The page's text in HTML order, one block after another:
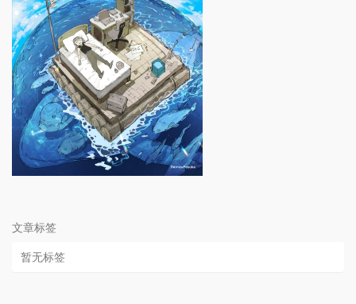
文章标签
暂无标签